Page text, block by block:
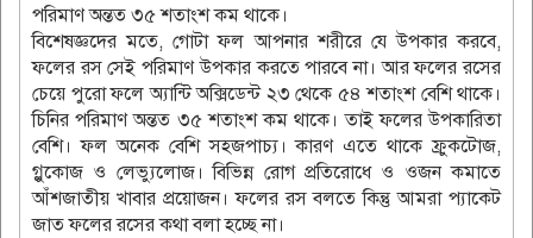
পরিমাণ অন্তত ৩৫ শতাংশ কম থাকে।
বিশেষজ্ঞদের মতে, গোটা ফল আপনার শরীরে যে উপকার করবে,
ফলের রস সেই পরিমাণ উপকার করতে পারবে না। আর ফলের রসের
চেয়ে পুরো ফলে অ্যান্টি অক্সিডেন্ট ২৩ থেকে ৫৪ শতাংশ বেশি থাকে।
চিনির পরিমাণ অন্তত ৩৫ শতাংশ কম থাকে। তাই ফলের উপকারিতা
বেশি। ফল অনেক বেশি সহজপাচ্য। কারণ এতে থাকে ফ্রুকটোজ,
গ্লুকোজ ও লেভ্যুলোজ। বিভিন্ন রোগ প্রতিরোধে ও ওজন কমাতে
আঁশজাতীয় খাবার প্রয়োজন। ফলের রস বলতে কিন্তু আমরা প্যাকেট
জাত ফলের রসের কথা বলা হচ্ছে না।